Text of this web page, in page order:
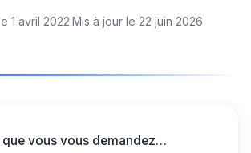
1 avril 2022·Mis à jour le 22 juin 2026·
que vous vous demandez…